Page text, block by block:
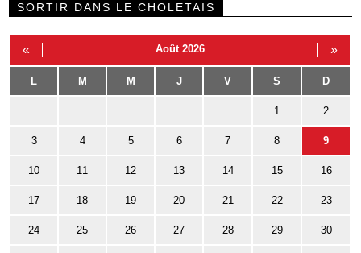
SORTIR DANS LE CHOLETAIS
« Août 2026 »
L M M J V S D
1 2
3 4 5 6 7 8 9
10 11 12 13 14 15 16
17 18 19 20 21 22 23
24 25 26 27 28 29 30